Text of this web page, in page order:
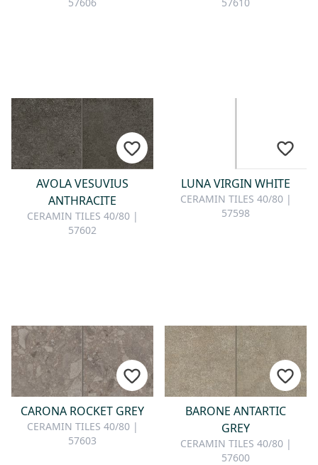
AVOLA VESUVIUS
ANTHRACITE
CERAMIN TILES 40/80 |
57602
LUNA VIRGIN WHITE
CERAMIN TILES 40/80 |
57598
CARONA ROCKET GREY
CERAMIN TILES 40/80 |
57603
BARONE ANTARTIC
GREY
CERAMIN TILES 40/80 |
57600